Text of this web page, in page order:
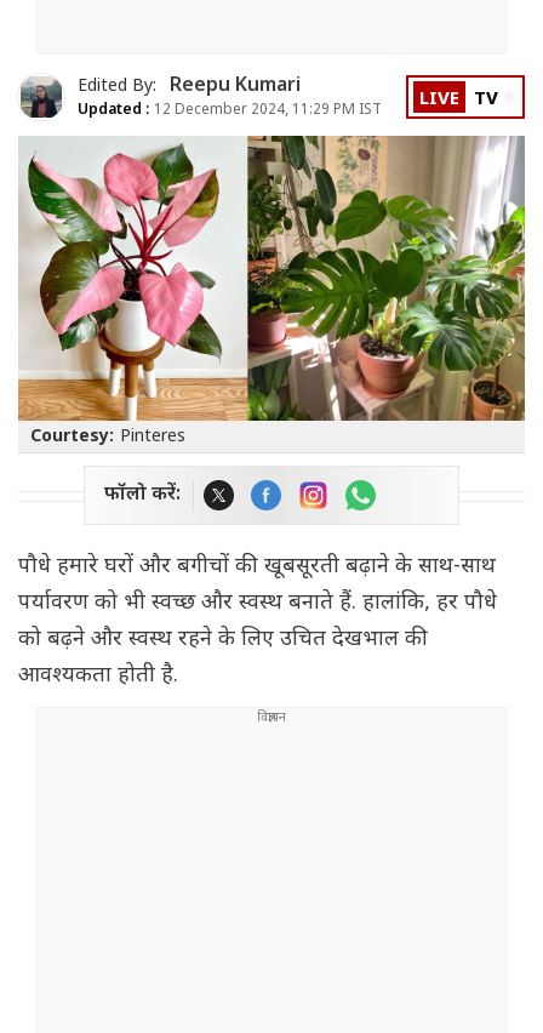
Edited By: Reepu Kumari
Updated : 12 December 2024, 11:29 PM IST LIVE TV
Courtesy: Pinteres
फॉलो करें:
पौधे हमारे घरों और बगीचों की खूबसूरती बढ़ाने के साथ-साथ
पर्यावरण को भी स्वच्छ और स्वस्थ बनाते हैं. हालांकि, हर पौधे
को बढ़ने और स्वस्थ रहने के लिए उचित देखभाल की
आवश्यकता होती है.